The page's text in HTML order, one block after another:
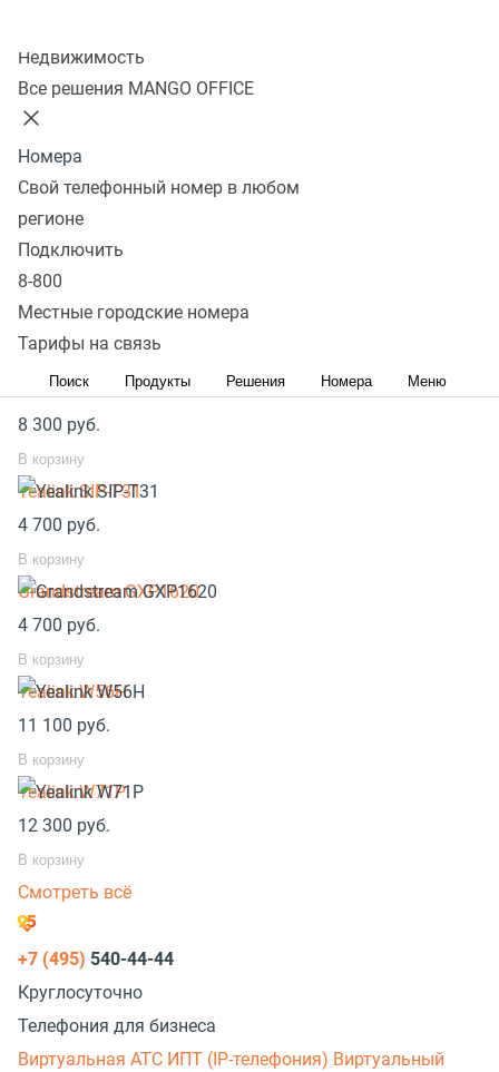
Недвижимость
Все решения MANGO OFFICE
Номера
Свой телефонный номер в любом
регионе
Подключить
8-800
Местные городские номера
Тарифы на связь
Поиск Продукты Решения Номера Меню
силиконовой кнопке) -->
speaker-->1. Register . В это же время на Snom C52 SP
удерживайте кнопку
индикаторы не замигают красным и зелёным
цветами. После чего на дисплее Snom C520 появится
оповещение
Популярное оборудование
SIP телефоны стационарные
SIP телефоны беспроводные
Yealink SIP-T33G
8 300 руб.
В корзину
Yealink SIP-T31
4 700 руб.
В корзину
Grandstream GXP1620
4 700 руб.
В корзину
Yealink W56H
11 100 руб.
В корзину
Yealink W71P
12 300 руб.
В корзину
Смотреть всё
+7 (495) 540-44-44
Круглосуточно
Телефония для бизнеса
Виртуальная АТС ИПТ (IP-телефония) Виртуальный